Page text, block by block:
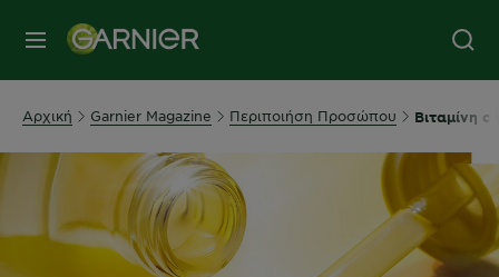
MENU
Αρχική Garnier Magazine Περιποιήση Προσώπου Βιταμίνη c